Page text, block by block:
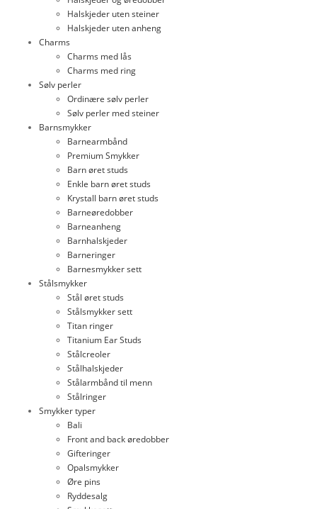
Halskjeder uten steiner
Halskjeder uten anheng
Charms
Charms med lås
Charms med ring
Sølv perler
Ordinære sølv perler
Sølv perler med steiner
Barnsmykker
Barnearmbånd
Premium Smykker
Barn øret studs
Enkle barn øret studs
Krystall barn øret studs
Barneøredobber
Barneanheng
Barnhalskjeder
Barneringer
Barnesmykker sett
Stålsmykker
Stål øret studs
Stålsmykker sett
Titan ringer
Titanium Ear Studs
Stålcreoler
Stålhalskjeder
Stålarmbånd til menn
Stålringer
Smykker typer
Bali
Front and back øredobber
Gifteringer
Opalsmykker
Øre pins
Ryddesalg